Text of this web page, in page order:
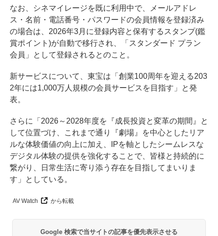
なお、シネマイレージを既に利用中で、メールアドレ
ス・名前・電話番号・パスワードの会員情報を登録済み
の場合は、2026年3月に登録内容と保有するスタンプ(鑑
賞ポイント)が自動で移行され、「スタンダード プラン
会員」として登録されるとのこと。
新サービスについて、東宝は「創業100周年を迎える203
2年には1,000万人規模の会員サービスを目指す」と発
表。
さらに「2026～2028年度を『成長投資と変革の期間』と
して位置づけ、これまで通り『劇場』を中心としたリア
ルな体験価値の向上に加え、IPを軸としたシームレスな
デジタル体験の提供を強化することで、皆様と持続的に
繋がり、日常生活に寄り添う存在を目指してまいりま
す」としている。
AV Watch から転載
Google 検索で当サイトの記事を優先表示させる